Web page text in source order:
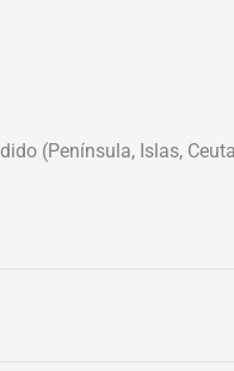
(Península, Islas,